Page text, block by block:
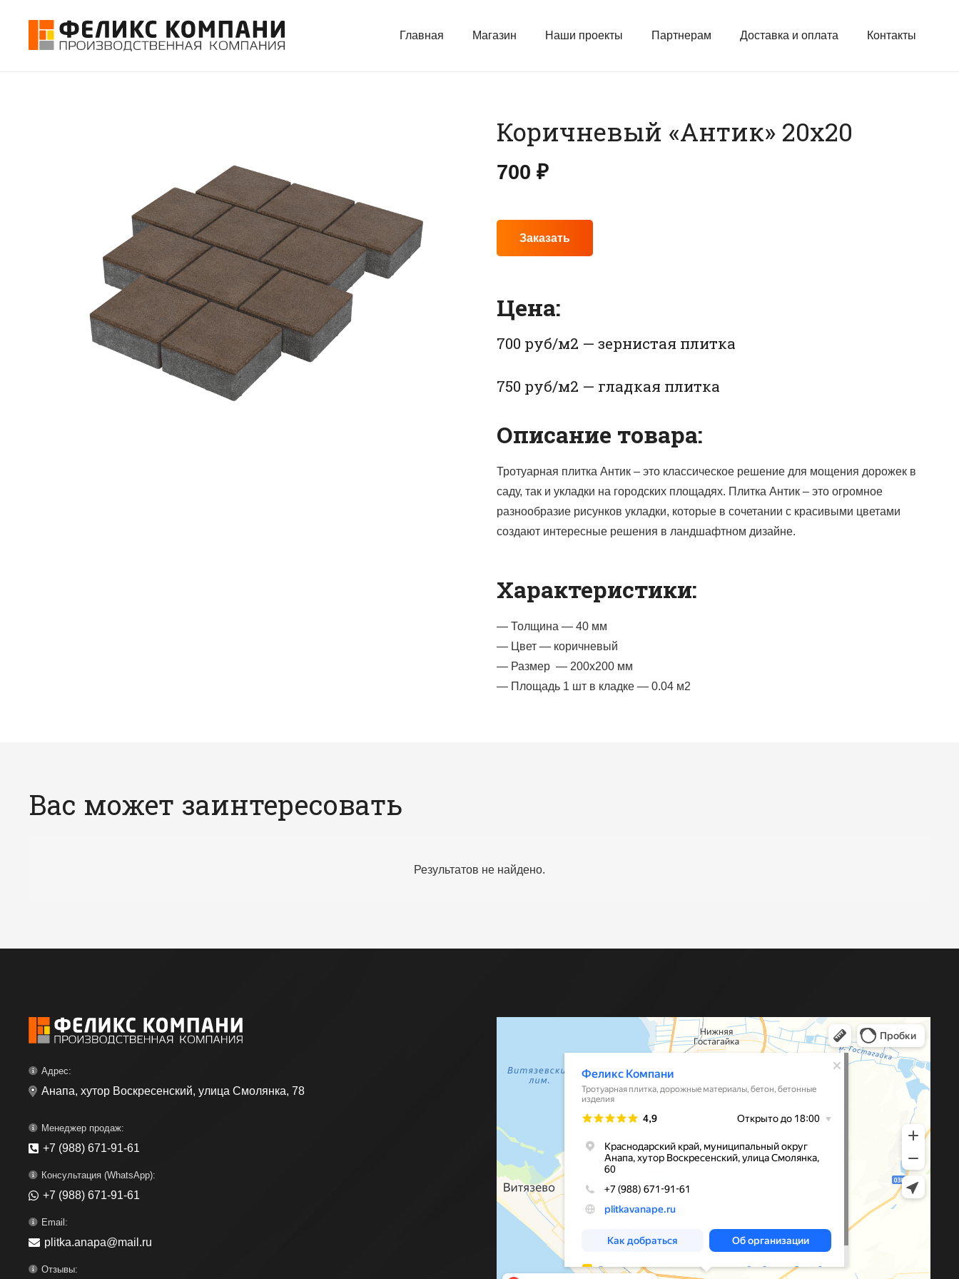
Главная Магазин Наши проекты Партнерам Доставка и оплата Контакты
Коричневый «Антик» 20х20
700 ₽
Заказать
Цена:
700 руб/м2 — зернистая плитка
750 руб/м2 — гладкая плитка
Описание товара:
Тротуарная плитка Антик – это классическое решение для мощения дорожек в
саду, так и укладки на городских площадях. Плитка Антик – это огромное
разнообразие рисунков укладки, которые в сочетании с красивыми цветами
создают интересные решения в ландшафтном дизайне.
Характеристики:
— Толщина — 40 мм
— Цвет — коричневый
— Размер — 200х200 мм
— Площадь 1 шт в кладке — 0.04 м2
Вас может заинтересовать
Результатов не найдено.
Адрес:
Анапа, хутор Воскресенский, улица Смолянка, 78
Менеджер продаж:
+7 (988) 671-91-61
Консультация (WhatsApp):
+7 (988) 671-91-61
Email:
plitka.anapa@mail.ru
Отзывы: